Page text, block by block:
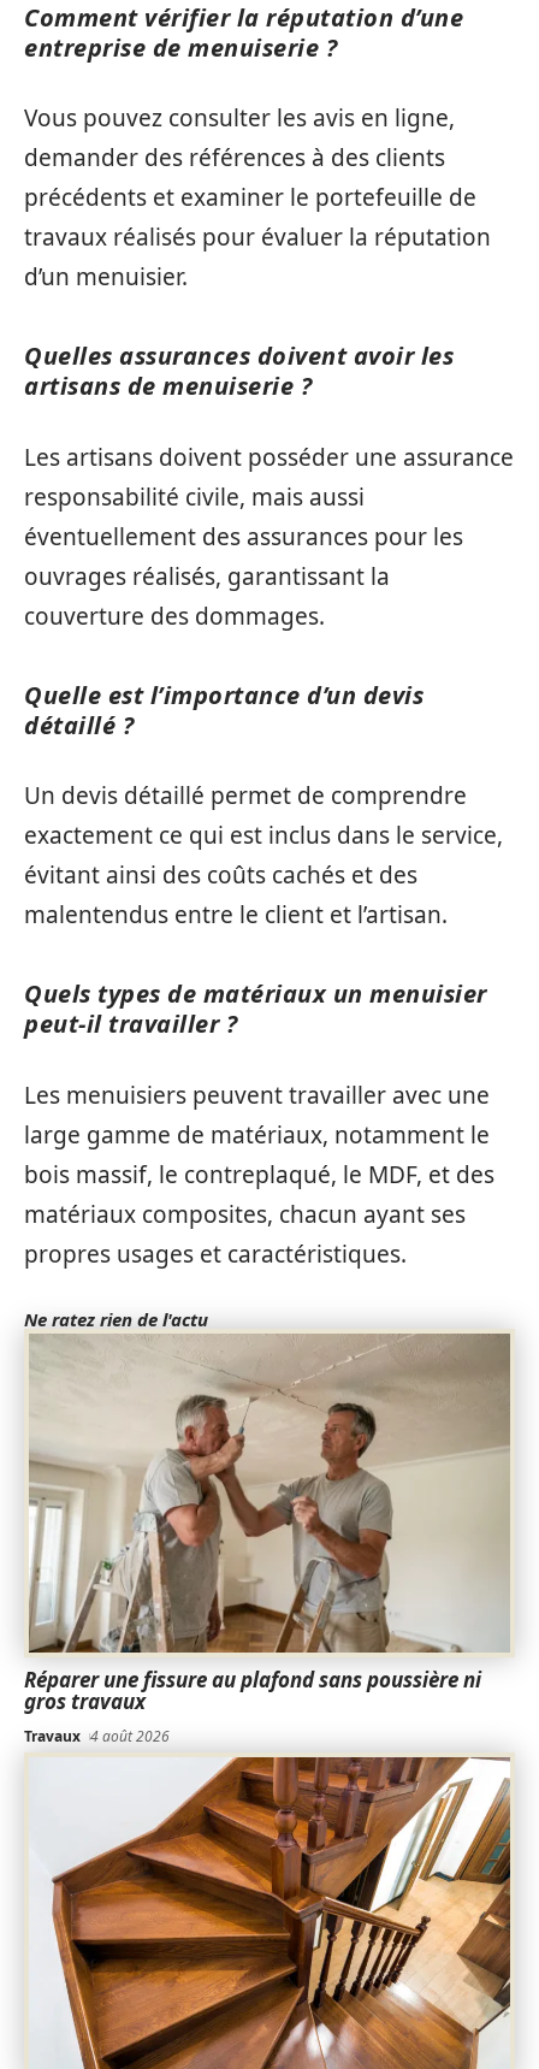
Comment vérifier la réputation d’une
entreprise de menuiserie ?
Vous pouvez consulter les avis en ligne,
demander des références à des clients
précédents et examiner le portefeuille de
travaux réalisés pour évaluer la réputation
d’un menuisier.
Quelles assurances doivent avoir les
artisans de menuiserie ?
Les artisans doivent posséder une assurance
responsabilité civile, mais aussi
éventuellement des assurances pour les
ouvrages réalisés, garantissant la
couverture des dommages.
Quelle est l’importance d’un devis
détaillé ?
Un devis détaillé permet de comprendre
exactement ce qui est inclus dans le service,
évitant ainsi des coûts cachés et des
malentendus entre le client et l’artisan.
Quels types de matériaux un menuisier
peut-il travailler ?
Les menuisiers peuvent travailler avec une
large gamme de matériaux, notamment le
bois massif, le contreplaqué, le MDF, et des
matériaux composites, chacun ayant ses
propres usages et caractéristiques.
Ne ratez rien de l'actu
Réparer une fissure au plafond sans poussière ni
gros travaux
Travaux 4 août 2026